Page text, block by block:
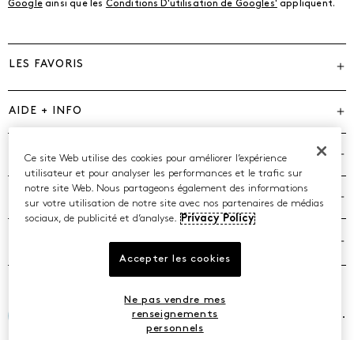
Googleainsi que les Conditions D'utilisation de Googles' appliquent.
LES FAVORIS
AIDE + INFO
MARQUES
©2026 Caleres, Inc. Tous droits réservés.
Ce site Web utilise des cookies pour améliorer l’expérience
utilisateur et pour analyser les performances et le trafic sur
notre site Web. Nous partageons également des informations
sur votre utilisation de notre site avec nos partenaires de médias
sociaux, de publicité et d’analyse. Privacy Policy
Accepter les cookies
Ne pas vendre mes
renseignements
personnels